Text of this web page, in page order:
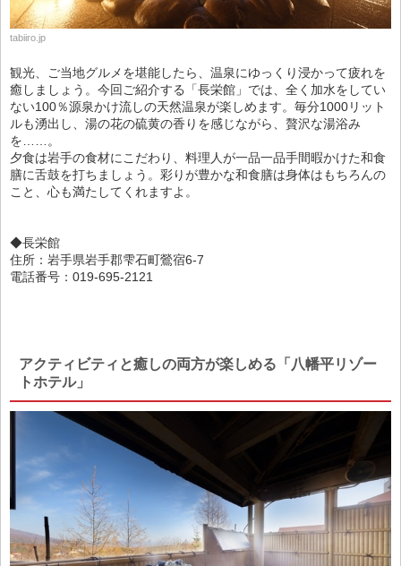
tabiiro.jp
観光、ご当地グルメを堪能したら、温泉にゆっくり浸かって疲れを
癒しましょう。今回ご紹介する「長栄館」では、全く加水をしてい
ない100％源泉かけ流しの天然温泉が楽しめます。毎分1000リット
ルも湧出し、湯の花の硫黄の香りを感じながら、贅沢な湯浴み
を……。
夕食は岩手の食材にこだわり、料理人が一品一品手間暇かけた和食
膳に舌鼓を打ちましょう。彩りが豊かな和食膳は身体はもちろんの
こと、心も満たしてくれますよ。
◆長栄館
住所：岩手県岩手郡雫石町鶯宿6-7
電話番号：019-695-2121
アクティビティと癒しの両方が楽しめる「八幡平リゾー
トホテル」